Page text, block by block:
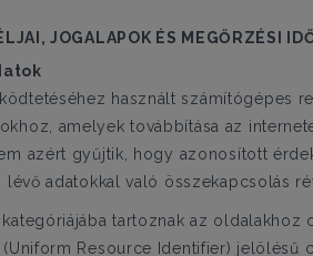
JOGALAPOK ÉS MEGŐRZÉSI
használt számítógépes
amelyek továbbítása az
azért gyűjtik, hogy azonosított
adatokkal való összekapcsolás
tartoznak az
Resource Identifier) jelölésű